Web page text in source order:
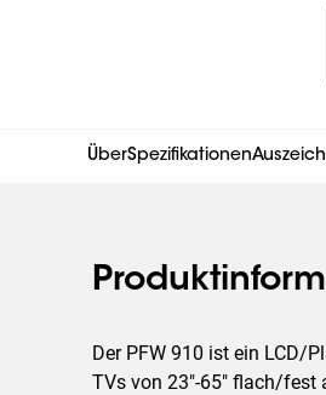
ÜberSpezifikationen
Der PFW 910 ist ein LCD/
TVs von 23"-65" flach/fest